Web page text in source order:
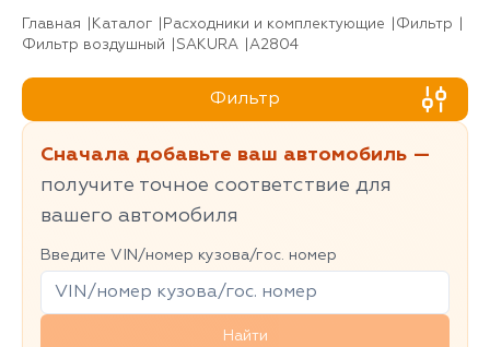
Главная Каталог Расходники и комплектующие
фильтр
Фильтр воздушный
SAKURA A2804
Фильтр
Сначала добавьте ваш автомобиль —
получите точное соответствие для
вашего автомобиля
Введите VIN/номер кузова/гос. номер
Найти